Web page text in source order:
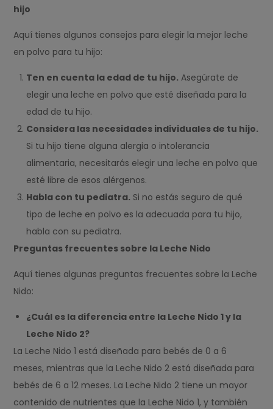
hijo
Aquí tienes algunos consejos para elegir la mejor leche
en polvo para tu hijo:
Ten en cuenta la edad de tu hijo. Asegúrate de
elegir una leche en polvo que esté diseñada para la
edad de tu hijo.
Considera las necesidades individuales de tu hijo.
Si tu hijo tiene alguna alergia o intolerancia
alimentaria, necesitarás elegir una leche en polvo que
esté libre de esos alérgenos.
Habla con tu pediatra. Si no estás seguro de qué
tipo de leche en polvo es la adecuada para tu hijo,
habla con su pediatra.
Preguntas frecuentes sobre la Leche Nido
Aquí tienes algunas preguntas frecuentes sobre la Leche
Nido:
¿Cuál es la diferencia entre la Leche Nido 1 y la
Leche Nido 2?
La Leche Nido 1 está diseñada para bebés de 0 a 6
meses, mientras que la Leche Nido 2 está diseñada para
bebés de 6 a 12 meses. La Leche Nido 2 tiene un mayor
contenido de nutrientes que la Leche Nido 1, y también